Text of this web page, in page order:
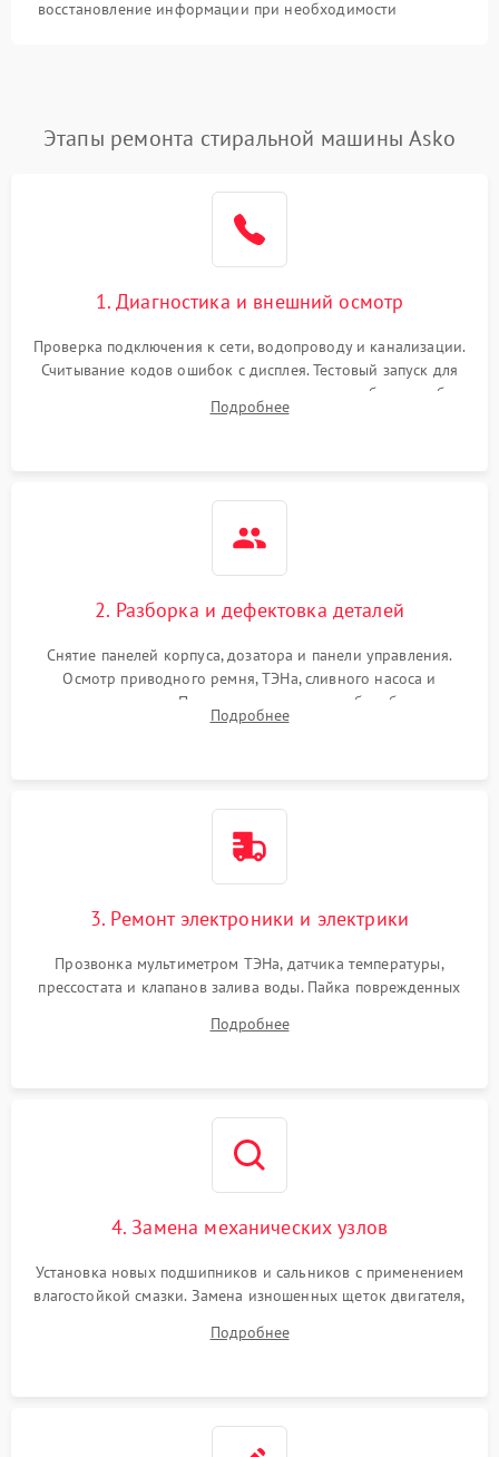
восстановление информации при необходимости
Этапы ремонта стиральной машины Asko
1. Диагностика и внешний осмотр
Проверка подключения к сети, водопроводу и канализации.
Считывание кодов ошибок с дисплея. Тестовый запуск для
выявления посторонних шумов, протечек или сбоев в работе
электронного модуля управления.
Подробнее
2. Разборка и дефектовка деталей
Снятие панелей корпуса, дозатора и панели управления.
Осмотр приводного ремня, ТЭНа, сливного насоса и
амортизаторов. Проверка подшипников барабана и
крестовины на износ, а манжеты люка на разрывы.
Подробнее
3. Ремонт электроники и электрики
Прозвонка мультиметром ТЭНа, датчика температуры,
прессостата и клапанов залива воды. Пайка поврежденных
Восстановление целостности проводки и контактов.
Подробнее
4. Замена механических узлов
Установка новых подшипников и сальников с применением
влагостойкой смазки. Замена изношенных щеток двигателя,
или поврежденной резиновой манжеты.
Подробнее